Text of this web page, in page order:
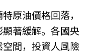
原油價格回落，
著緩解。各國央
間，投資人風險